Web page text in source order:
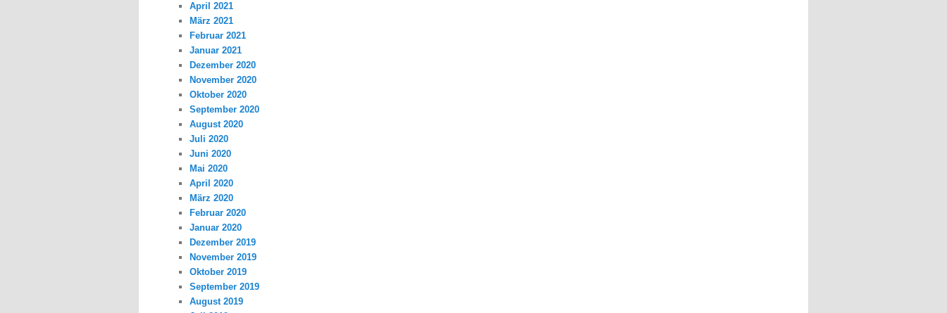
April 2021
März 2021
Februar 2021
Januar 2021
Dezember 2020
November 2020
Oktober 2020
September 2020
August 2020
Juli 2020
Juni 2020
Mai 2020
April 2020
März 2020
Februar 2020
Januar 2020
Dezember 2019
November 2019
Oktober 2019
September 2019
August 2019